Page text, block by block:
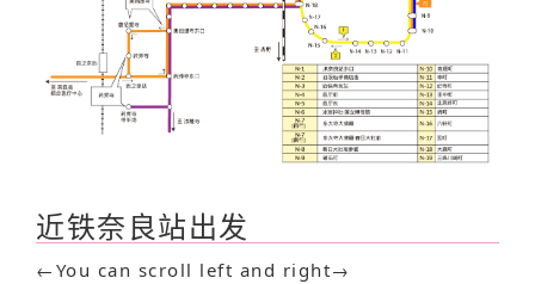
近铁奈良站出发
←You can scroll left and right→